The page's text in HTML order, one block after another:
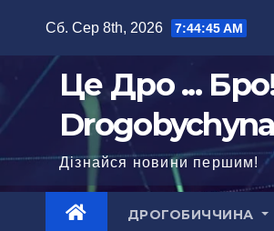
Сб. Сер 8th, 2026 7:44:46 AM
Це Дро ...
Drogobychyna
Дізнайся новини першим!
ДРОГОБИЧЧИНА